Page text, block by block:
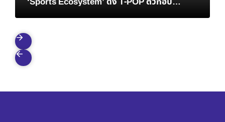
ATLAS ปลุกสปิริตคนยุคใหม่